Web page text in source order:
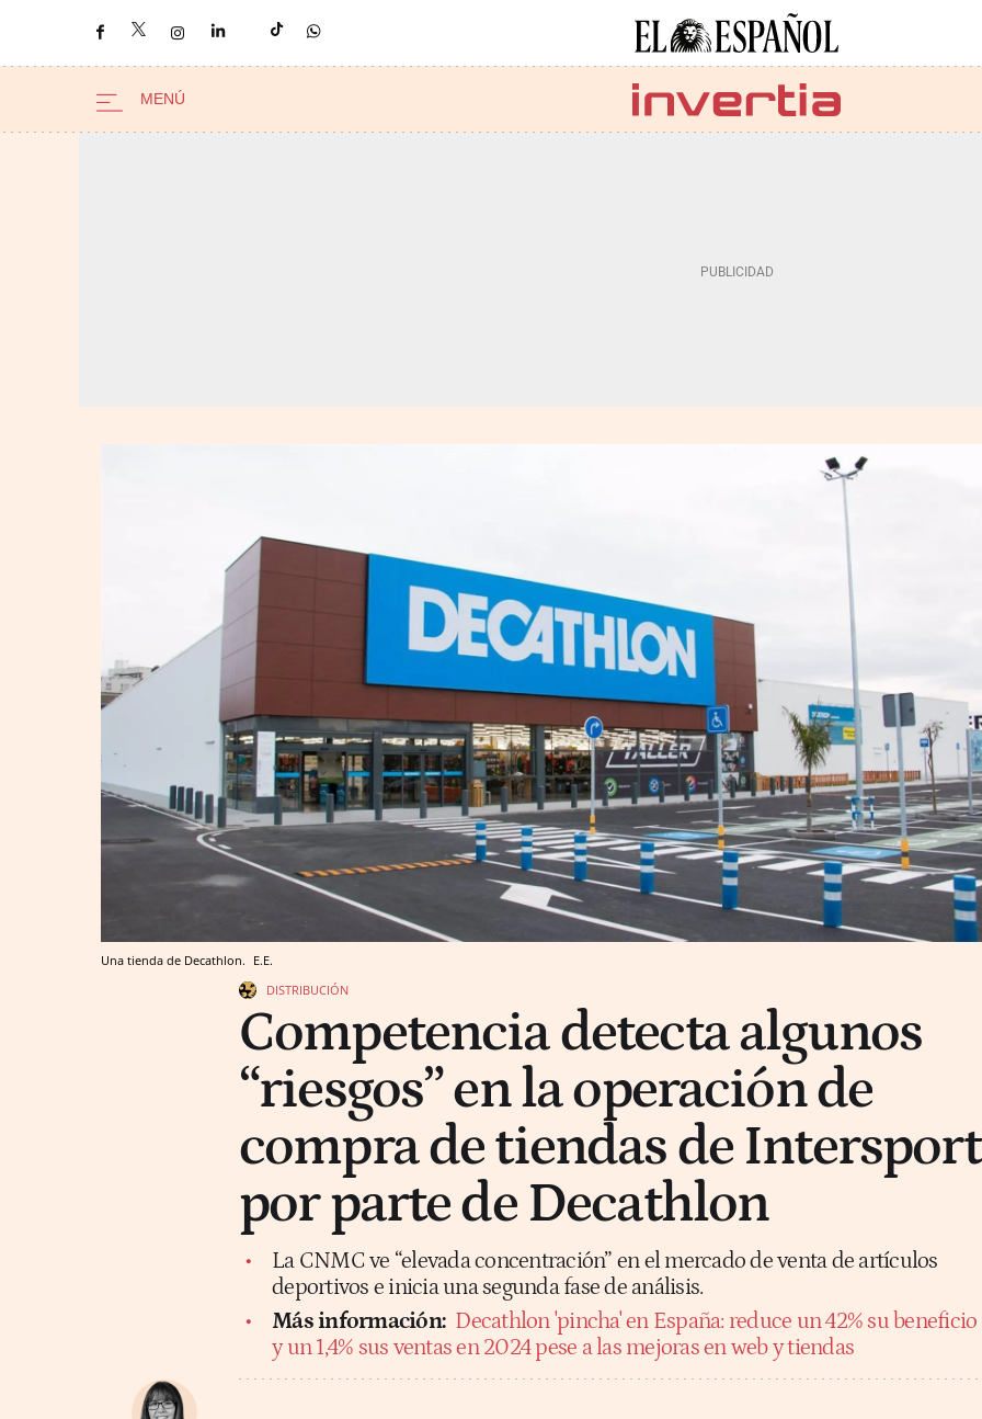
Una tienda de Decathlon. E.E.
DISTRIBUCIÓN
Competencia detecta algunos
“riesgos” en la operación de
compra de tiendas de Intersport
por parte de Decathlon
La CNMC ve “elevada concentración” en el mercado de venta de artículos
deportivos e inicia una segunda fase de análisis.
Más información: Decathlon 'pincha' en España: reduce un 42% su beneficio
y un 1,4% sus ventas en 2024 pese a las mejoras en web y tiendas